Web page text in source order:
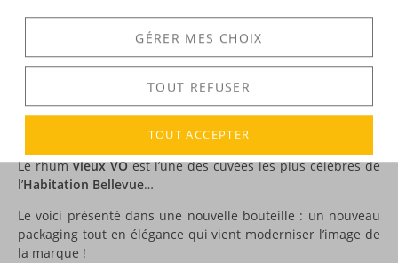
DÉCOUVERTE
Le rhumvieux VOest l’une des cuvées les plus célèbres de
l’Habitation Bellevue…
Le voici présenté dans une nouvelle bouteille : un nouveau
packaging tout en élégance qui vient moderniser l’image de
la marque !
GÉRER MES CHOIX
TOUT REFUSER
TOUT ACCEPTER